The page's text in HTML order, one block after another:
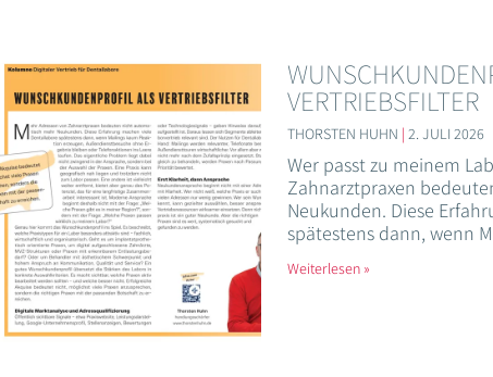
VERTRIEBSFILTER
THORSTEN HUHN 2. JULI 2026
Wer passt zu meinem
Zahnarztpraxen
Neukunden. Diese
spätestens dann, wenn
Weiterlesen »